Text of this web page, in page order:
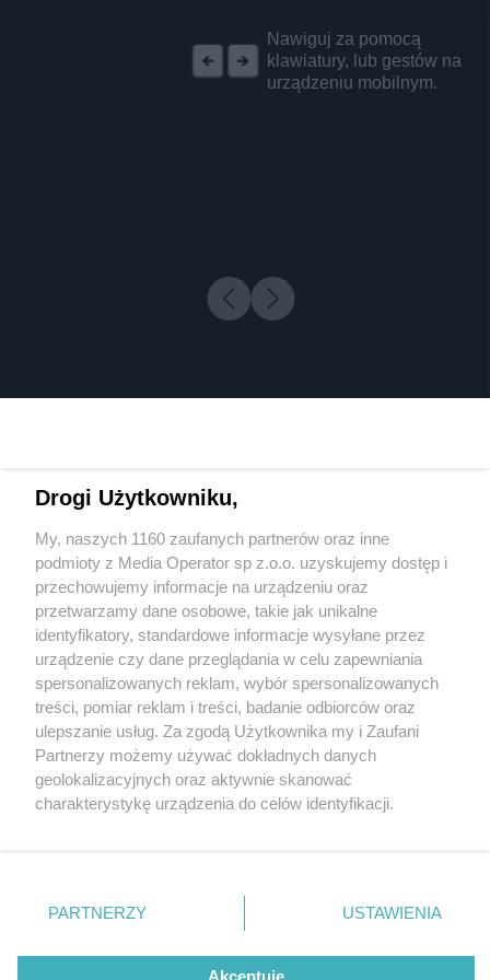
Nawiguj za pomocą
klawiatury, lub gestów na
urządzeniu mobilnym.
1 / 0
Wydawca mediów lokalnych
Nie zapomnij
zapoznać się z:
polityką prywatności regulamin korzystania z portali
Twojemiasto
Piekary Śląskie
Chorzów
Tarnowskie Góry
Gliwice
Skontakuj sięz nami
Kontakt
Wydawca
Redakcja
Drogi Użytkowniku,
My, naszych 1160 zaufanych partnerów oraz inne
podmioty z Media Operator sp z.o.o. uzyskujemy dostęp i
przechowujemy informacje na urządzeniu oraz
przetwarzamy dane osobowe, takie jak unikalne
identyfikatory, standardowe informacje wysyłane przez
urządzenie czy dane przeglądania w celu zapewniania
spersonalizowanych reklam, wybór spersonalizowanych
treści, pomiar reklam i treści, badanie odbiorców oraz
ulepszanie usług. Za zgodą Użytkownika my i Zaufani
Partnerzy możemy używać dokładnych danych
geolokalizacyjnych oraz aktywnie skanować
charakterystykę urządzenia do celów identyfikacji.
zmienić/wycofać klikając przycisk ustawień prywatności
znajdujący się w lewym dolnym rogu strony
rodzaje przetwarzania danych nie wymagają zgody
użytkownika, ale masz prawo sprzeciwić się takiemu
PARTNERZY USTAWIENIA
Akceptuję